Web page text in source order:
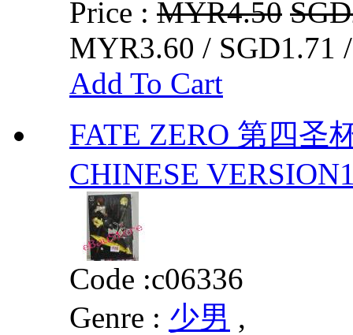
Price : MYR4.50
MYR3.60 / SGD1.71
Add To Cart
FATE ZERO 第四圣
CHINESE
Code :c06336
Genre : 少男 ,